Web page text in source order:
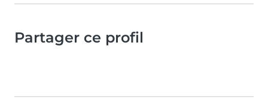
Partager ce profil